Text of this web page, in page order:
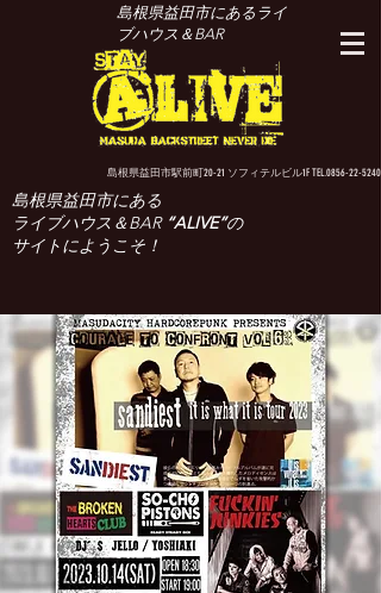
島根県益田市にあるライ
ブハウス＆BAR
島根県益田市駅前町20-21 ソフィテルビル1F TEL.0856-22-5240
島根県益田市にある
ライブハウス＆BAR “ALIVE”の
サイトにようこそ！